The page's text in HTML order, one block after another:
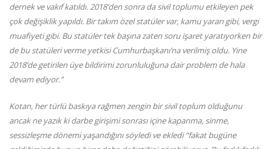
dernek ve vakıf katıldı. 2018’den sonra da sivil toplumu etkileyen pek
çok değişiklik yapıldı. Bir takım özel statüler var, kamu yararı gibi, vergi
muafiyeti gibi. Bu statüler tek başına zaten soru işaret yaratıyorken bir
de bu statüleri verme yetkisi Cumhurbaşkanı’na verilmiş oldu. Yine
2018’de getirilen üye bildirimi zorunluluğuna dair problem de hala
devam ediyor.”
Kotan, her türlü baskıya rağmen zengin bir sivil toplum olduğunu
ancak ne yazık ki darbe girişimi sonrası içine kapanma, sinme,
sessizleşme dönemi yaşandığını söyledi ve ekledi “fakat bugüne